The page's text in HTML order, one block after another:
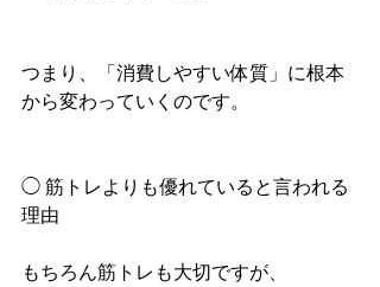
つまり、「消費しやすい体質」に根本
から変わっていくのです。
◯ 筋トレよりも優れていると言われる
理由
もちろん筋トレも大切ですが、